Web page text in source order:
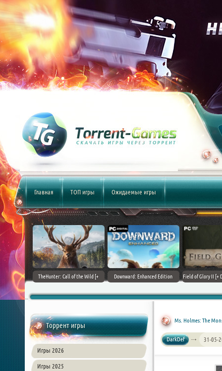
Главная ТОП игры Ожидаемые игры
(2017)
TheHunter: Call of the Wild [+
Downward: Enhanced Edition
Field of Glory II [+
Торрент игры
Игры 2026
Игры 2025
Ms. Holmes: The
DarkDef 31-05-